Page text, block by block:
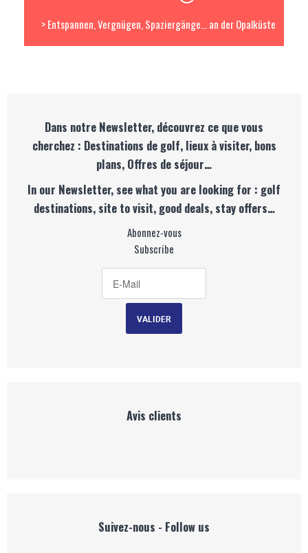
> Entspannen, Vergnügen, Spaziergänge... an der Opalküste
Dans notre Newsletter, découvrez ce que vous
cherchez : Destinations de golf, lieux à visiter, bons
plans, Offres de séjour…
In our Newsletter, see what you are looking for : golf
destinations, site to visit, good deals, stay offers…
Abonnez-vous
Subscribe
Avis clients
Suivez-nous - Follow us